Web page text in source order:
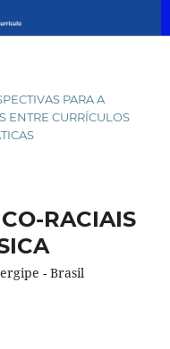
PARA A
ENTRE CURRÍCULOS
RACIAIS
- Brasil